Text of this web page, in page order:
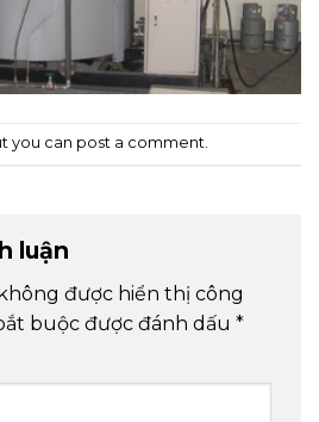
you can post a comment
luận
được hiển thị công
buộc được đánh dấu *